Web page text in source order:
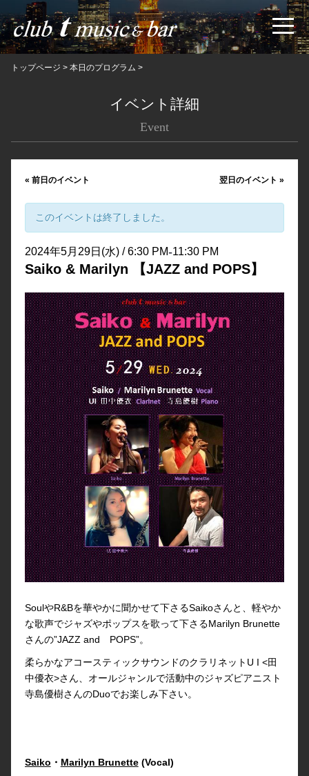
トップページ > 本日のプログラム >
イベント詳細
Event
« 前日のイベント 翌日のイベント»
このイベントは終了しました。
2024年5月29日(水) / 6:30 PM-11:30 PM
Saiko & Marilyn 【JAZZ and POPS】
SoulやR&Bを華やかに聞かせて下さるSaikoさんと、軽やか
な歌声でジャズやポップスを歌って下さるMarilyn Brunette
さんの”JAZZ and POPS”。
柔らかなアコースティックサウンドのクラリネットU I <田
中優衣>さん、オールジャンルで活動中のジャズピアニスト
寺島優樹さんのDuoでお楽しみ下さい。
Saiko ・ Marilyn Brunette(Vocal)